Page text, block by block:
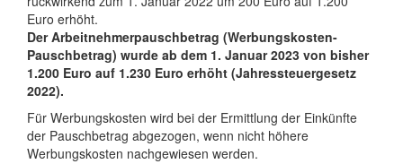
Euro erhöht.
Der Arbeitnehmerpauschbetrag (Werbungskosten-
Pauschbetrag) wurde ab dem 1. Januar 2023 von bisher
1.200 Euro auf 1.230 Euro erhöht (Jahressteuergesetz
2022).
Für Werbungskosten wird bei der Ermittlung der Einkünfte
der Pauschbetrag abgezogen, wenn nicht höhere
Werbungskosten nachgewiesen werden.